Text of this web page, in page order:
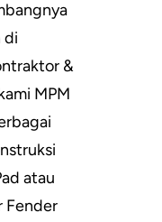
di
&
MPM
atau
Fender